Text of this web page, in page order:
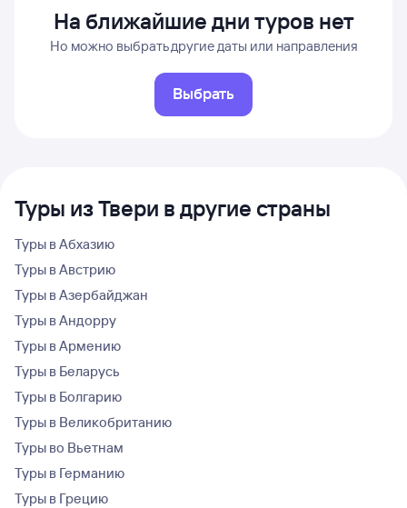
На ближайшие дни туров нет
Но можно выбрать другие даты или направления
Выбрать
Туры из Твери в другие страны
Туры в Абхазию
Туры в Австрию
Туры в Азербайджан
Туры в Андорру
Туры в Армению
Туры в Беларусь
Туры в Болгарию
Туры в Великобританию
Туры во Вьетнам
Туры в Германию
Туры в Грецию